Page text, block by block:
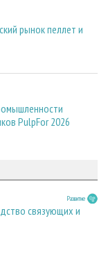
рынок пеллет и
PulpFor 2026
Развитие
связующих и